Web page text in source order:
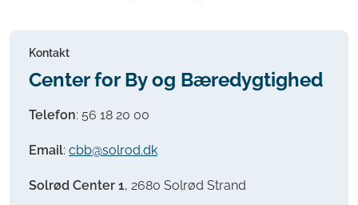
Kontakt
Center for By og Bæredygtighed
Telefon: 56 18 20 00
Email: cbb@solrod.dk
Solrød Center 1, 2680 Solrød Strand